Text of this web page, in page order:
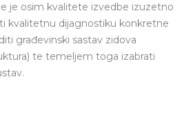
je osim kvalitete izvedbe izuzetno
kvalitetnu dijagnostiku konkretne
građevinski sastav zidova
te temeljem toga izabrati